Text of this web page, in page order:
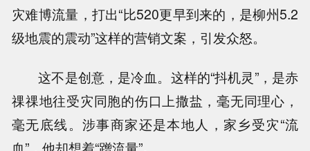
灾难博流量，打出“比520更早到来的，是柳州5.2
级地震的震动”这样的营销文案，引发众怒。
这不是创意，是冷血。这样的“抖机灵”，是赤
祼祼地往受灾同胞的伤口上撒盐，毫无同理心，
毫无底线。涉事商家还是本地人，家乡受灾“流